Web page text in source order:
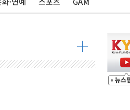
수는 나흘 연속 최고치
강화